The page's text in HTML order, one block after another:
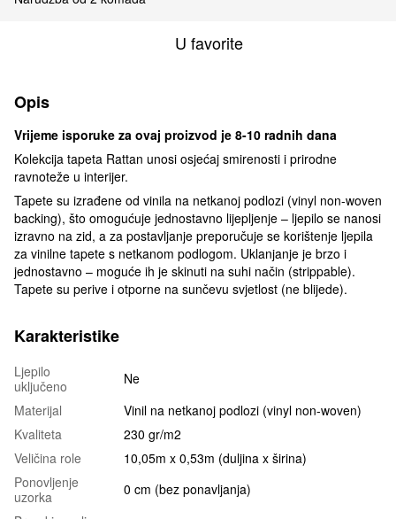
U favorite
Opis
Vrijeme isporuke za ovaj proizvod je 8-10 radnih dana
Kolekcija tapeta Rattan unosi osjećaj smirenosti i prirodne
ravnoteže u interijer.
Tapete su izrađene od vinila na netkanoj podlozi (vinyl non-woven
backing), što omogućuje jednostavno lijepljenje – ljepilo se nanosi
izravno na zid, a za postavljanje preporučuje se korištenje ljepila
za vinilne tapete s netkanom podlogom. Uklanjanje je brzo i
jednostavno – moguće ih je skinuti na suhi način (strippable).
Tapete su perive i otporne na sunčevu svjetlost (ne blijede).
Karakteristike
Ljepilo
uključeno
Ne
Materijal
Vinil na netkanoj podlozi (vinyl non-woven)
Kvaliteta
230 gr/m2
Veličina role
10,05m x 0,53m (duljina x širina)
Ponovljenje
uzorka
0 cm (bez ponavljanja)